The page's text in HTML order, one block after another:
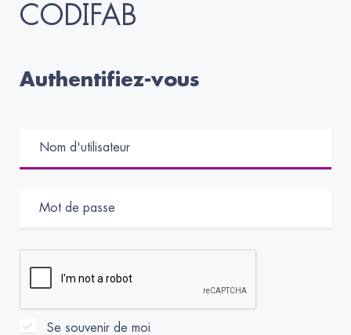
CODIFAB
Authentifiez-vous
Se souvenir de moi